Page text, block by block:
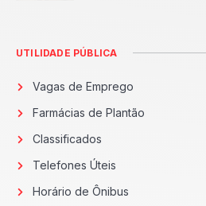
UTILIDADE PÚBLICA
Vagas de Emprego
Farmácias de Plantão
Classificados
Telefones Úteis
Horário de Ônibus